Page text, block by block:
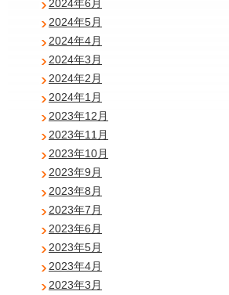
2024年6月
2024年5月
2024年4月
2024年3月
2024年2月
2024年1月
2023年12月
2023年11月
2023年10月
2023年9月
2023年8月
2023年7月
2023年6月
2023年5月
2023年4月
2023年3月